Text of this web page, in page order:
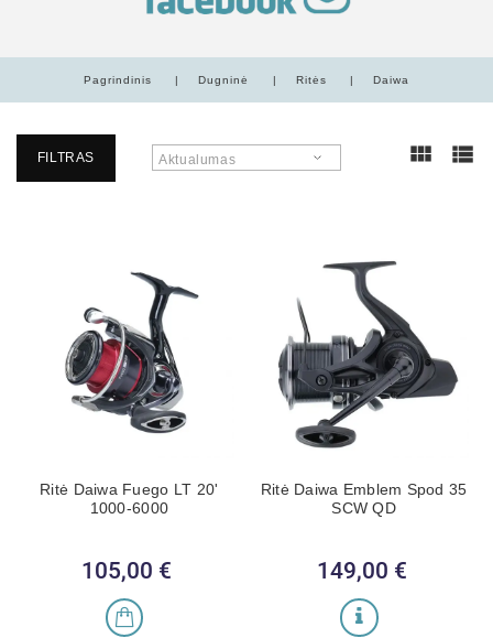
Pagrindinis Dugninė Ritės Daiwa
FILTRAS Aktualumas
Ritė Daiwa Fuego LT 20'
1000-6000
Kaina
105,00 €
Ritė Daiwa Emblem Spod 35
SCW QD
Kaina
149,00 €